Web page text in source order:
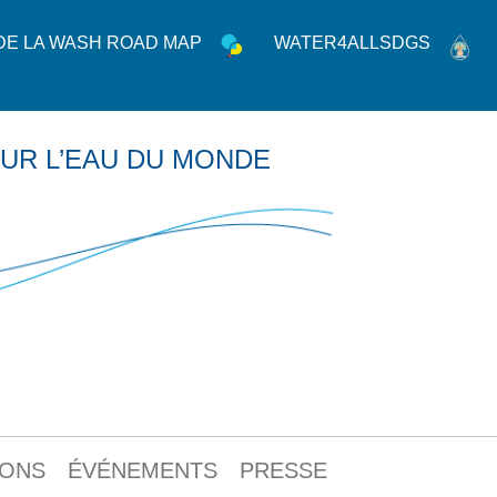
LA WASH ROAD MAP WATER4ALLSDGS
L’EAU DU MONDE
ÉVÉNEMENTS PRESSE